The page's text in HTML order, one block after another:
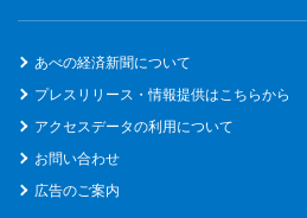
あべの経済新聞について
プレスリリース・情報提供はこちらから
アクセスデータの利用について
お問い合わせ
広告のご案内